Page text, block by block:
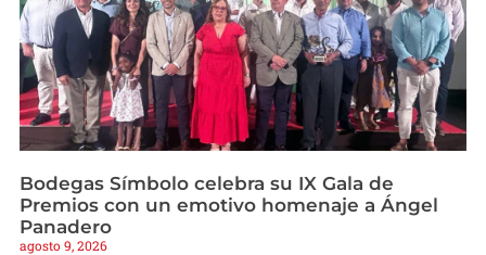
Bodegas Símbolo celebra su IX Gala de
Premios con un emotivo homenaje a Ángel
Panadero
agosto 9, 2026